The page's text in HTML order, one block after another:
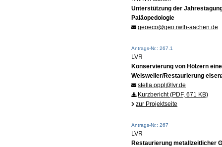
Unterstützung der
Paläopedologie
geoeco@geo.rwth-aachen.de
Antrags-Nr.: 267.1
LVR
Konservierung von Hölzern
Weisweiler/Restaurierung
stella.oppl@lvr.de
Kurzbericht (PDF, 671 KB)
zur Projektseite
Antrags-Nr.: 267
LVR
Restaurierung metallzeitlicher